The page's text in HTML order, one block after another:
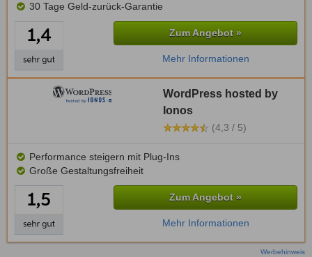
30 Tage Geld-zurück-Garantie
Zum Angebot »
Mehr Informationen
WordPress hosted by
Ionos
(4,3 / 5)
Performance steigern mit Plug-Ins
Große Gestaltungsfreiheit
Zum Angebot »
Mehr Informationen
Werbehinweis